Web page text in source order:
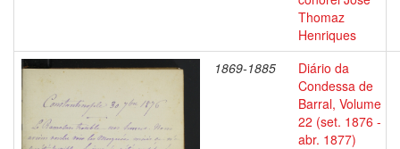
Thomaz
Henriques
1869-1885
Diário da
Condessa de
Barral, Volume
22 (set. 1876 -
abr. 1877)